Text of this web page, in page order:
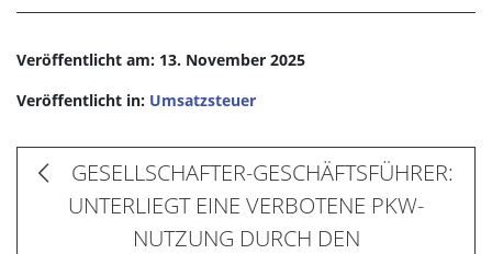
Veröffentlicht am: 13. November 2025
Veröffentlicht in: Umsatzsteuer
GESELLSCHAFTER-GESCHÄFTSFÜHRER:
UNTERLIEGT EINE VERBOTENE PKW-
NUTZUNG DURCH DEN